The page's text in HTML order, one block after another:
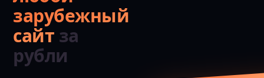
зарубежный
сайт за
рубли